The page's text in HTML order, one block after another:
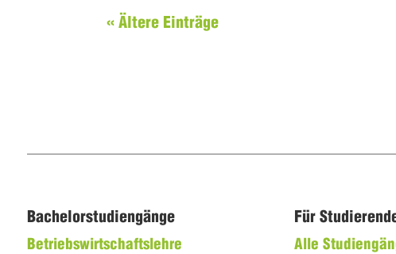
« Ältere Einträge
Bachelorstudiengänge
Betriebswirtschaftslehre
Für
Alle